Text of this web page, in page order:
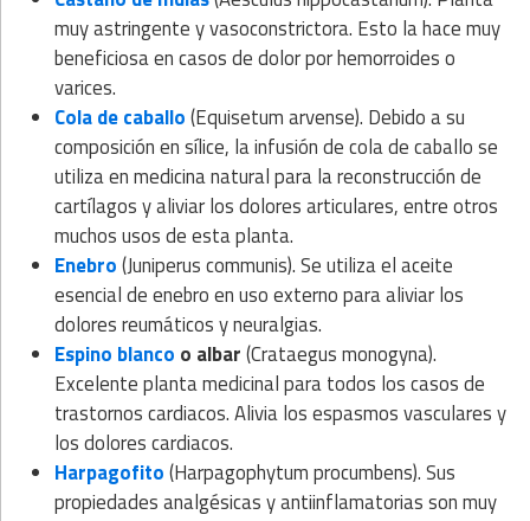
muy astringente y vasoconstrictora. Esto la hace muy
beneficiosa en casos de dolor por hemorroides o
varices.
Cola de caballo(Equisetum arvense). Debido a su
composición en sílice, la infusión de cola de caballo se
utiliza en medicina natural para la reconstrucción de
cartílagos y aliviar los dolores articulares, entre otros
muchos usos de esta planta.
Enebro(Juniperus communis). Se utiliza el aceite
esencial de enebro en uso externo para aliviar los
dolores reumáticos y neuralgias.
Espino blanco o albar(Crataegus monogyna).
Excelente planta medicinal para todos los casos de
trastornos cardiacos. Alivia los espasmos vasculares y
los dolores cardiacos.
Harpagofito(Harpagophytum procumbens). Sus
propiedades analgésicas y antiinflamatorias son muy